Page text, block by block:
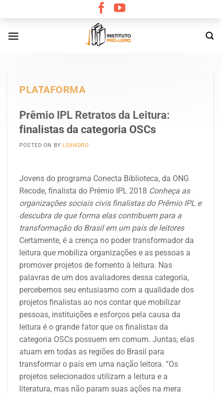
content
PLATAFORMA
Prêmio IPL Retratos da Leitura:
finalistas da categoria OSCs
POSTED ON BY LEANDRO
Jovens do programa Conecta Biblioteca, da ONG
Recode, finalista do Prêmio IPL 2018 Conheça as
organizações sociais civis finalistas do Prêmio IPL e
descubra de que forma elas contribuem para a
transformação do Brasil em um país de leitores
Certamente, é a crença no poder transformador da
leitura que mobiliza organizações e as pessoas a
promover projetos de fomento à leitura. Nas
palavras de um dos avaliadores dessa categoria,
percebemos seu entusiasmo com a qualidade dos
projetos finalistas ao nos contar que mobilizar
pessoas, instituições e esforços pela causa da
leitura é o grande fator que os finalistas da
categoria OSCs possuem em comum. Juntas, elas
atuam em todas as regiões do Brasil para
transformar o país em uma nação leitora. “Os
projetos selecionados utilizam a leitura e a
literatura, mas não param suas ações na mera